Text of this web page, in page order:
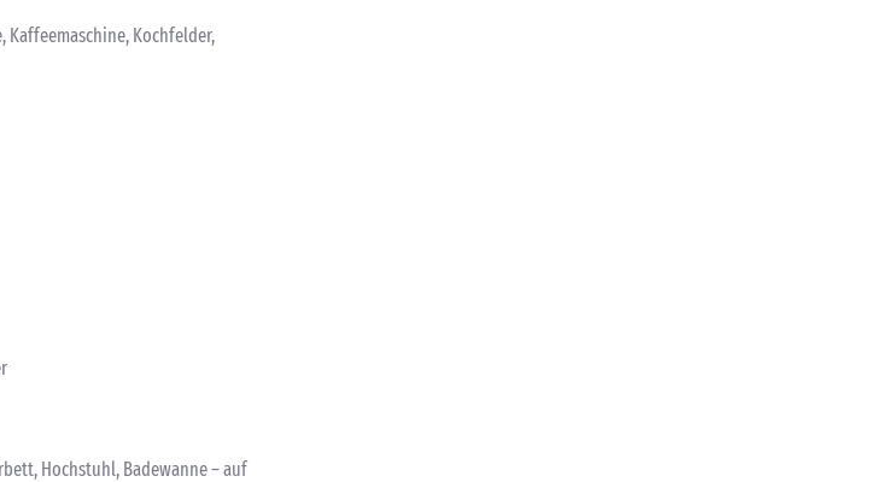
Kaffeemaschine, Kochfelder,
Hochstuhl, Badewanne – auf